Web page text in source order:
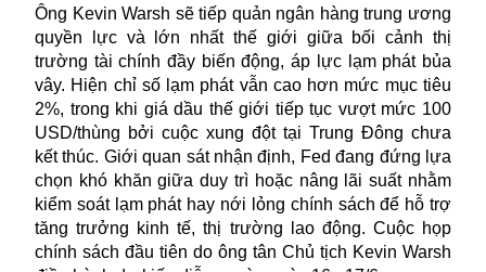
Ông Kevin Warsh sẽ tiếp quản ngân hàng trung ương
quyền lực và lớn nhất thế giới giữa bối cảnh thị
trường tài chính đầy biến động, áp lực lạm phát bủa
vây. Hiện chỉ số lạm phát vẫn cao hơn mức mục tiêu
2%, trong khi giá dầu thế giới tiếp tục vượt mức 100
USD/thùng bởi cuộc xung đột tại Trung Đông chưa
kết thúc. Giới quan sát nhận định, Fed đang đứng lựa
chọn khó khăn giữa duy trì hoặc nâng lãi suất nhằm
kiểm soát lạm phát hay nới lỏng chính sách để hỗ trợ
tăng trưởng kinh tế, thị trường lao động. Cuộc họp
chính sách đầu tiên do ông tân Chủ tịch Kevin Warsh